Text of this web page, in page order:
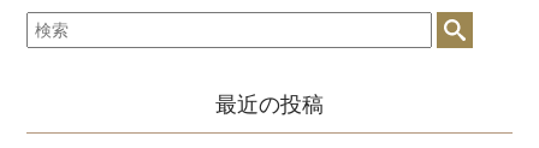
最近の投稿